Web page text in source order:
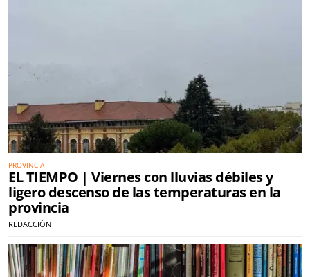
PROVINCIA
EL TIEMPO | Viernes con lluvias débiles y
ligero descenso de las temperaturas en la
provincia
REDACCIÓN